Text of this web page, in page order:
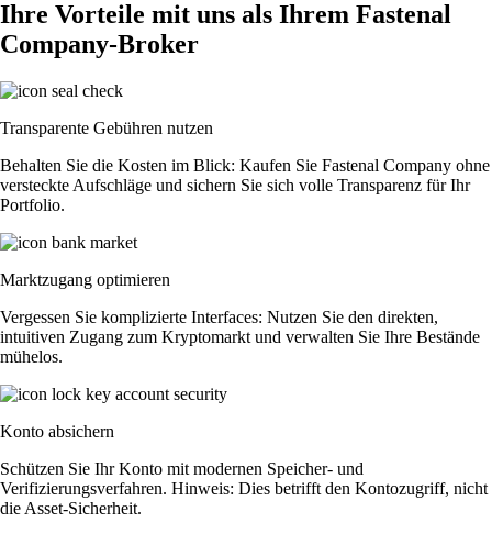
Ihre Vorteile mit uns als Ihrem Fastenal
Company-Broker
Transparente Gebühren nutzen
Behalten Sie die Kosten im Blick: Kaufen Sie Fastenal Company ohne
versteckte Aufschläge und sichern Sie sich volle Transparenz für Ihr
Portfolio.
Marktzugang optimieren
Vergessen Sie komplizierte Interfaces: Nutzen Sie den direkten,
intuitiven Zugang zum Kryptomarkt und verwalten Sie Ihre Bestände
mühelos.
Konto absichern
Schützen Sie Ihr Konto mit modernen Speicher- und
Verifizierungsverfahren. Hinweis: Dies betrifft den Kontozugriff, nicht
die Asset-Sicherheit.